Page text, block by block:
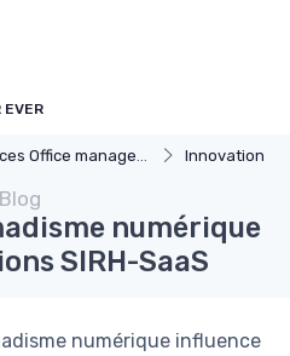
EVER
Office management Innovation
Blog
numérique
SIRH-SaaS
numérique influence